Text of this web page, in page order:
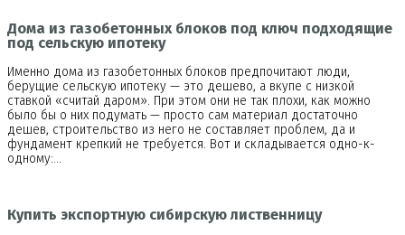
Дома из газобетонных блоков под ключ подходящие
под сельскую ипотеку
Именно дома из газобетонных блоков предпочитают люди,
берущие сельскую ипотеку — это дешево, а вкупе с низкой
ставкой «считай даром». При этом они не так плохи, как можно
было бы о них подумать — просто сам материал достаточно
дешев, строительство из него не составляет проблем, да и
фундамент крепкий не требуется. Вот и складывается одно-к-
одному:…
Купить экспортную сибирскую лиственницу